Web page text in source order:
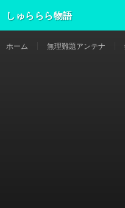
しゅららら物語
ホーム 無理難題アンテナ